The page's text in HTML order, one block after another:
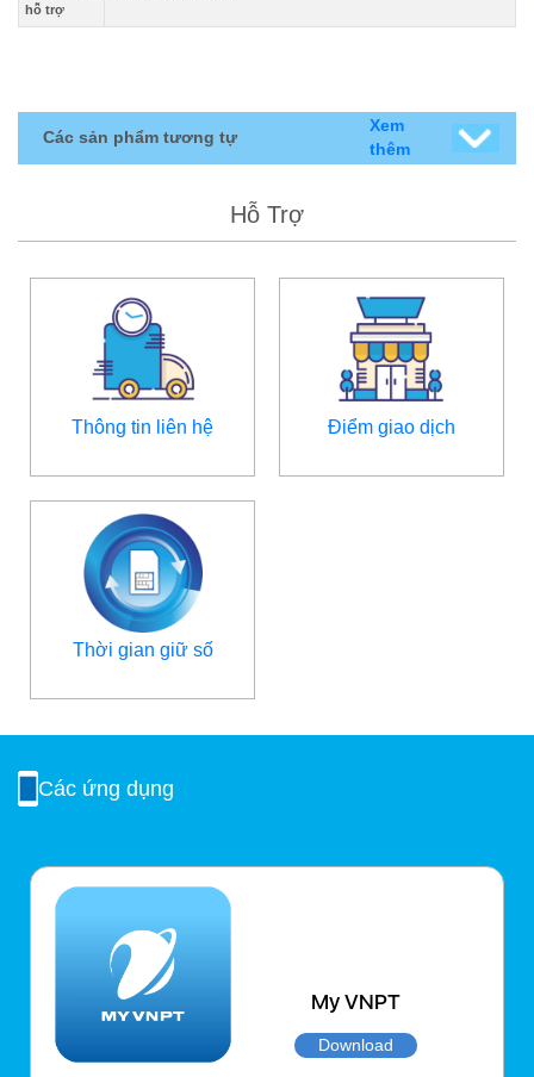
hỗ trợ
Các sản phẩm tương tự
Xem
thêm
Hỗ Trợ
Thông tin liên hệ Điểm giao dịch
Thời gian giữ số
Các ứng dụng
My VNPT
Download